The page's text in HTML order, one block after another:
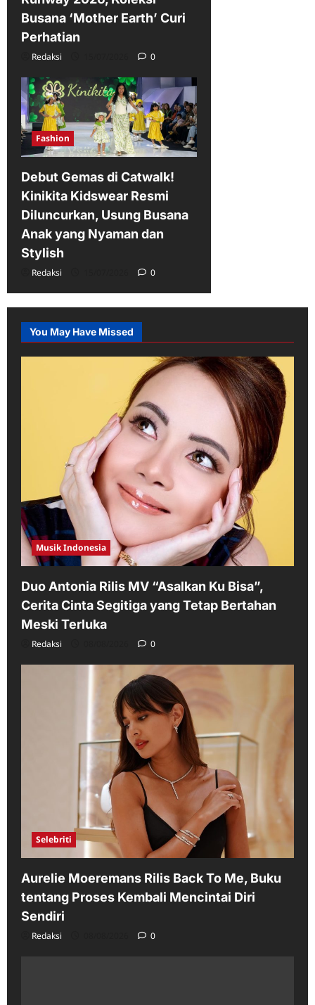
Busana ‘Mother Earth’ Curi
Perhatian
Redaksi 0
Fashion
Debut Gemas di Catwalk!
Kinikita Kidswear Resmi
Diluncurkan, Usung Busana
Anak yang Nyaman dan
Stylish
Redaksi 0
You May Have Missed
Musik Indonesia
Duo Antonia Rilis MV “Asalkan Ku Bisa”,
Cerita Cinta Segitiga yang Tetap Bertahan
Meski Terluka
Redaksi 0
Selebriti
Aurelie Moeremans Rilis Back To Me, Buku
tentang Proses Kembali Mencintai Diri
Sendiri
Redaksi 0